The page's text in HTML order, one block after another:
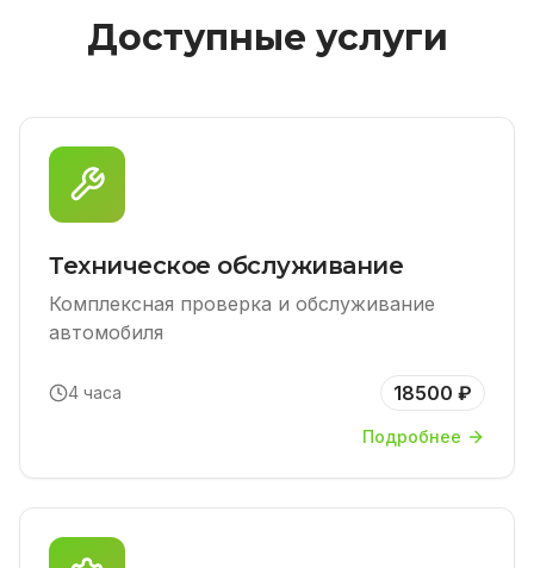
Доступные услуги
Техническое обслуживание
Комплексная проверка и обслуживание
автомобиля
4 часа 18500 ₽
Подробнее